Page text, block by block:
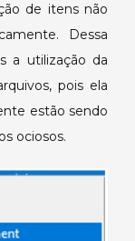
de itens não
Dessa
a utilização da
pois ela
estão sendo
ociosos.